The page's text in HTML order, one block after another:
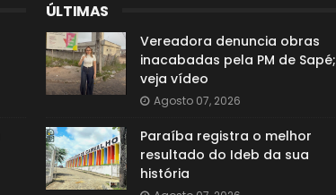
ÚLTIMAS
Vereadora denuncia obras
inacabadas pela PM de Sapé;
veja vídeo
Agosto 07, 2026
Paraíba registra o melhor
resultado do Ideb da sua
história